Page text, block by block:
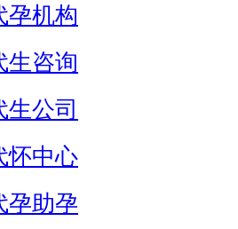
孕机构
生咨询
生公司
怀中心
孕助孕